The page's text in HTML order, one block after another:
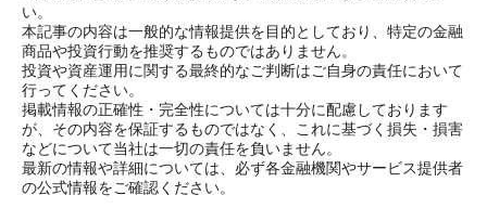
い。
本記事の内容は一般的な情報提供を目的としており、特定の金融
商品や投資行動を推奨するものではありません。
投資や資産運用に関する最終的なご判断はご自身の責任において
行ってください。
掲載情報の正確性・完全性については十分に配慮しております
が、その内容を保証するものではなく、これに基づく損失・損害
などについて当社は一切の責任を負いません。
最新の情報や詳細については、必ず各金融機関やサービス提供者
の公式情報をご確認ください。